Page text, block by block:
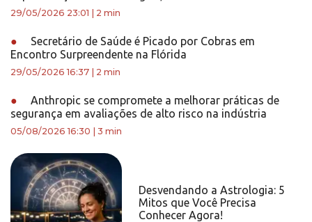
29/05/2026 23:01 2 min
●
Secretário de Saúde é Picado por Cobras em
Encontro Surpreendente na Flórida
29/05/2026 16:37 2 min
●
Anthropic se compromete a melhorar práticas de
segurança em avaliações de alto risco na indústria
05/08/2026 16:30 3 min
Desvendando a Astrologia: 5
Mitos que Você Precisa
Conhecer Agora!